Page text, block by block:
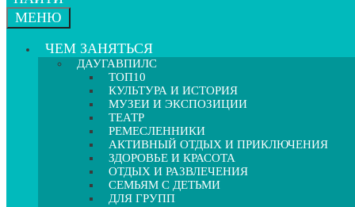
МЕНЮ
ЧЕМ ЗАНЯТЬСЯ
ДАУГАВПИЛС
ТОП10
КУЛЬТУРА И ИСТОРИЯ
МУЗЕИ И ЭКСПОЗИЦИИ
ТЕАТР
РЕМЕСЛЕННИКИ
АКТИВНЫЙ ОТДЫХ И ПРИКЛЮЧЕНИЯ
ЗДОРОВЬЕ И КРАСОТА
ОТДЫХ И РАЗВЛЕЧЕНИЯ
СЕМЬЯМ С ДЕТЬМИ
ДЛЯ ГРУПП